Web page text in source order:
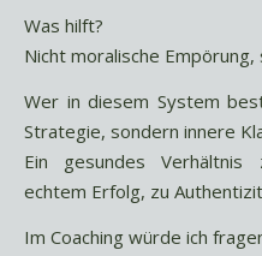
Was hilft?
Nicht moralische
Wer in diesem System
Strategie, sondern innere
Ein gesundes
echtem Erfolg, zu
Im Coaching würde ich